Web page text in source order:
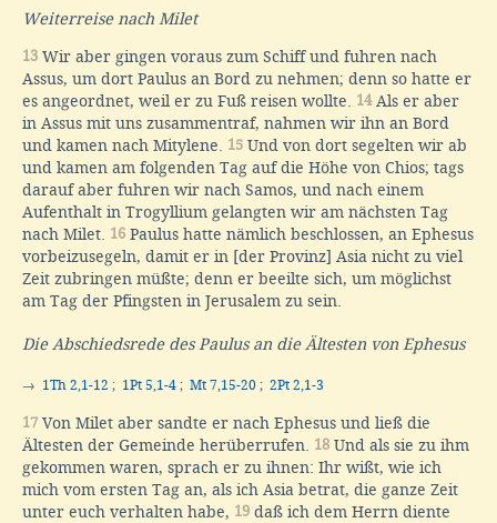
Weiterreise nach Milet
13 Wir aber gingen voraus zum Schiff und fuhren nach
Assus, um dort Paulus an Bord zu nehmen; denn so hatte er
es angeordnet, weil er zu Fuß reisen wollte. 14Als er aber
in Assus mit uns zusammentraf, nahmen wir ihn an Bord
und kamen nach Mitylene. 15 Und von dort segelten wir ab
und kamen am folgenden Tag auf die Höhe von Chios; tags
darauf aber fuhren wir nach Samos, und nach einem
Aufenthalt in Trogyllium gelangten wir am nächsten Tag
nach Milet. 16 Paulus hatte nämlich beschlossen, an Ephesus
vorbeizusegeln, damit er in [der Provinz] Asia nicht zu viel
Zeit zubringen müßte; denn er beeilte sich, um möglichst
am Tag der Pfingsten in Jerusalem zu sein.
Die Abschiedsrede des Paulus an die Ältesten von Ephesus
→ 1Th 2,1-12 ; 1Pt 5,1-4 ; Mt 7,15-20 ; 2Pt 2,1-3
17 Von Milet aber sandte er nach Ephesus und ließ die
Ältesten der Gemeinde herüberrufen. 18 Und als sie zu ihm
gekommen waren, sprach er zu ihnen: Ihr wißt, wie ich
mich vom ersten Tag an, als ich Asia betrat, die ganze Zeit
unter euch verhalten habe, 19 daß ich dem Herrn diente